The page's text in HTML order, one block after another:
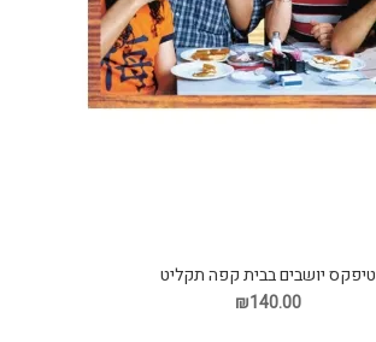
טיפקס יושבים בבית קפה תקליט
₪140.00